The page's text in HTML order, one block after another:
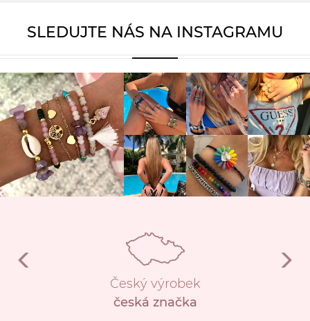
SLEDUJTE NÁS NA INSTAGRAMU
Český výrobek
česká značka